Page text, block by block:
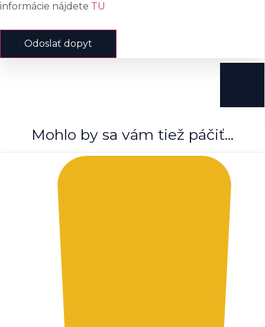
informácie nájdete TU
Odoslať dopyt
Mohlo by sa vám tiež páčiť...